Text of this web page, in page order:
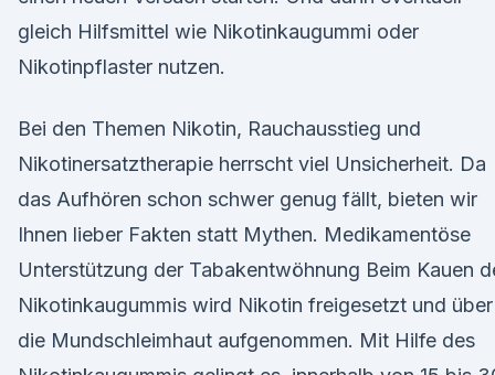
gleich Hilfsmittel wie Nikotinkaugummi oder
Nikotinpflaster nutzen.
Bei den Themen Nikotin, Rauchausstieg und
Nikotinersatztherapie herrscht viel Unsicherheit. Da
das Aufhören schon schwer genug fällt, bieten wir
Ihnen lieber Fakten statt Mythen. Medikamentöse
Unterstützung der Tabakentwöhnung Beim Kauen
Nikotinkaugummis wird Nikotin freigesetzt und über
die Mundschleimhaut aufgenommen. Mit Hilfe des